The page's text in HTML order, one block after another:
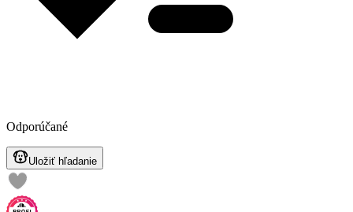
Odporúčané
Uložiť hľadanie